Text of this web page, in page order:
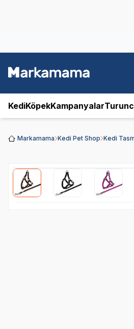
KediKöpekKampanyalar
Markamama Kedi Pet Shop Kedi